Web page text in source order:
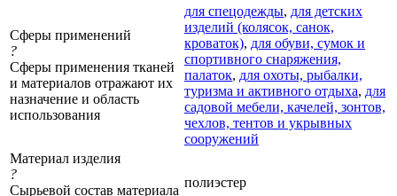
Сферы применений
?
Сферы применения тканей
и материалов отражают их
назначение и область
использования
для спецодежды, для детских
изделий (колясок, санок,
кроваток), для обуви, сумок и
спортивного снаряжения,
палаток, для охоты, рыбалки,
туризма и активного отдыха, для
садовой мебели, качелей, зонтов,
чехлов, тентов и укрывных
сооружений
Материал изделия
?
Сырьевой состав материала
полиэстер